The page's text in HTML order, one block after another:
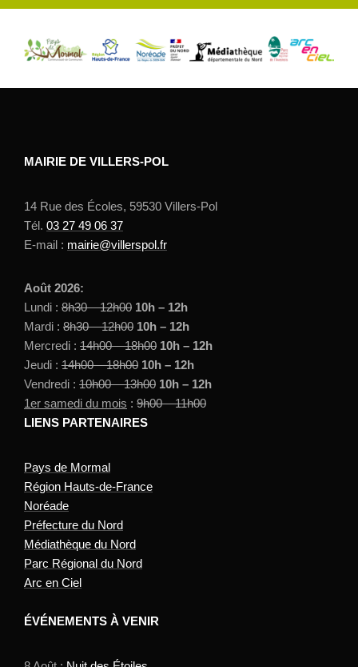
MAIRIE DE VILLERS-POL
14 Rue des Écoles, 59530 Villers-Pol
Tél. 03 27 49 06 37
E-mail : mairie@villerspol.fr
Août 2026:
Lundi : 8h30 – 12h00 10h – 12h
Mardi : 8h30 – 12h00 10h – 12h
Mercredi : 14h00 – 18h00 10h – 12h
Jeudi : 14h00 – 18h00 10h – 12h
Vendredi : 10h00 – 13h00 10h – 12h
1er samedi du mois : 9h00 – 11h00
LIENS PARTENAIRES
Pays de Mormal
Région Hauts-de-France
Noréade
Préfecture du Nord
Médiathèque du Nord
Parc Régional du Nord
Arc en Ciel
ÉVÉNEMENTS À VENIR